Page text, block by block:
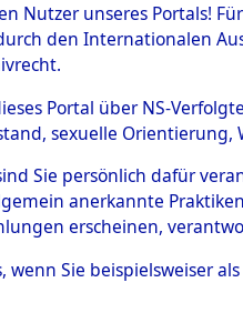
HOME
Nutzer unseres Portals!
den Internationalen
Portal über NS-
sexuelle
Sie persönlich dafür
anerkannte
erscheinen,
wenn Sie beispielsweiser